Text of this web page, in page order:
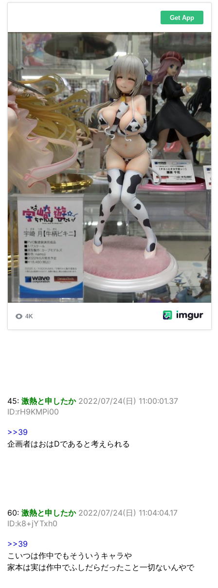
45: 激熱と申したか 2022/07/24(日) 11:00:01.37
ID:rH9KMPi00
>>39
企画者はおはDであると考えられる
60: 激熱と申したか 2022/07/24(日) 11:04:04.17
ID:k8+jYTxh0
>>39
こいつは作中でもそういうキャラや
家本は実は作中でふしだらだったこと一切ないんやで